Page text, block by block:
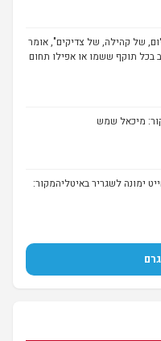
של קהילה, של צדיקים", אומר
תוקף ששמו או אפילו תחום
מיכאל שמש
כמו כן- איש משרד החוץ ליאור חייט ימונה לשגריר באיטליהמקור: